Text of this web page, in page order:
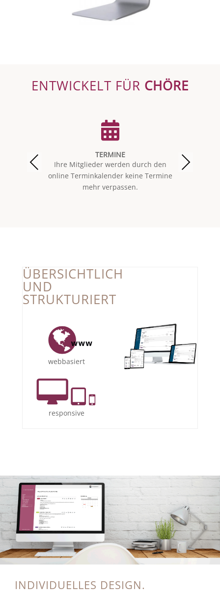
ENTWICKELT FÜR CHÖRE
TERMINE
Ihre Mitglieder werden durch den
online Terminkalender keine Termine
mehr verpassen.
ÜBERSICHTLICH
UND
STRUKTURIERT
webbasiert
responsive
INDIVIDUELLES DESIGN.